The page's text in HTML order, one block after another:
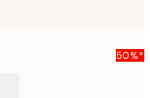
50%*